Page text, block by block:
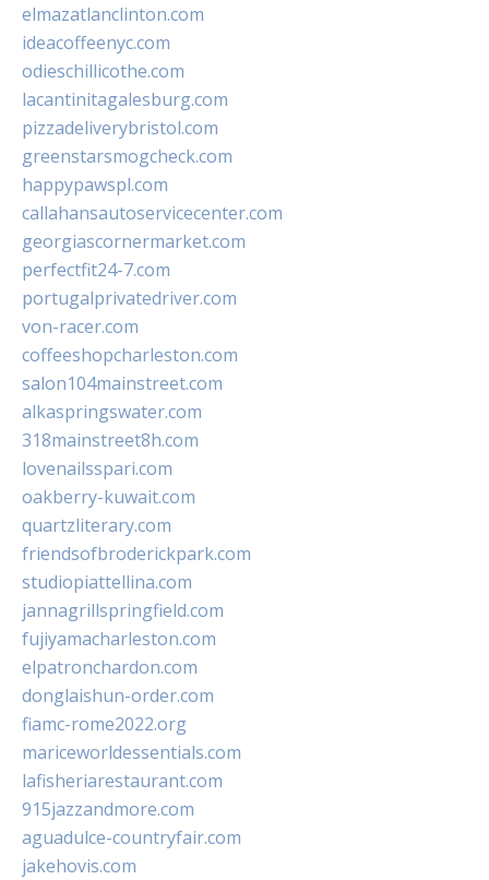
elmazatlanclinton.com
ideacoffeenyc.com
odieschillicothe.com
lacantinitagalesburg.com
pizzadeliverybristol.com
greenstarsmogcheck.com
happypawspl.com
callahansautoservicecenter.com
georgiascornermarket.com
perfectfit24-7.com
portugalprivatedriver.com
von-racer.com
coffeeshopcharleston.com
salon104mainstreet.com
alkaspringswater.com
318mainstreet8h.com
lovenailsspari.com
oakberry-kuwait.com
quartzliterary.com
friendsofbroderickpark.com
studiopiattellina.com
jannagrillspringfield.com
fujiyamacharleston.com
elpatronchardon.com
donglaishun-order.com
fiamc-rome2022.org
mariceworldessentials.com
lafisheriarestaurant.com
915jazzandmore.com
aguadulce-countryfair.com
jakehovis.com